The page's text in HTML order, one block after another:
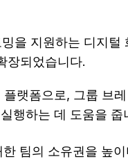
을 지원하는 디지털
장되었습니다.
랫폼으로, 그룹 브
행하는 데 도움을 줍
팀의 소유권을 높